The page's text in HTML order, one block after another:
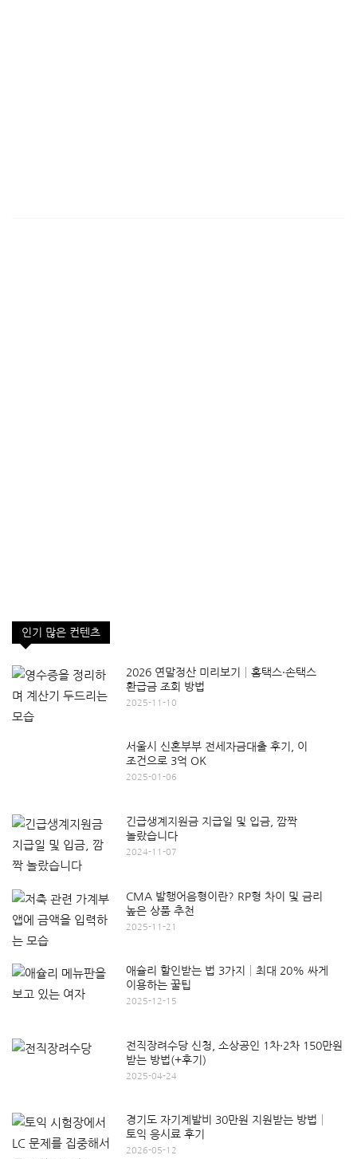
인기 많은 컨텐츠
2026 연말정산 미리보기│홈택스·손택스
환급금 조회 방법
2025-11-10
서울시 신혼부부 전세자금대출 후기, 이
조건으로 3억 OK
2025-01-06
긴급생계지원금 지급일 및 입금, 깜짝
놀랐습니다
2024-11-07
CMA 발행어음형이란? RP형 차이 및 금리
높은 상품 추천
2025-11-21
애슐리 할인받는 법 3가지│최대 20% 싸게
이용하는 꿀팁
2025-12-15
전직장려수당 신청, 소상공인 1차·2차 150만원
받는 방법(+후기)
2025-04-24
경기도 자기계발비 30만원 지원받는 방법│
토익 응시료 후기
2026-05-12